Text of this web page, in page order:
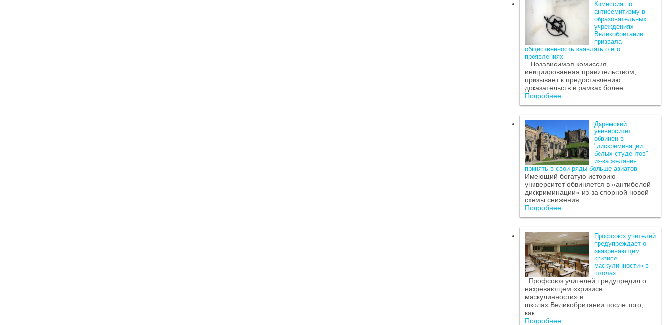
Комиссия по
антисемитизму в
образовательных
учреждениях
Великобритании
призвала
общественность заявлять о его
проявлениях
Независимая комиссия,
инициированная правительством,
призывает к предоставлению
доказательств в рамках более...
Подробнее...
Даремский
университет
обвинен в
"дискриминации
белых студентов"
из-за желания
принять в свои ряды больше азиатов
Имеющий богатую историю
университет обвиняется в «антибелой
дискриминации» из-за спорной новой
схемы снижения...
Подробнее...
Профсоюз учителей
предупреждает о
«назревающем
кризисе
маскулинности» в
школах
Профсоюз учителей предупредил о
назревающем «кризисе
маскулинности» в
школах Великобритании после того,
как...
Подробнее...